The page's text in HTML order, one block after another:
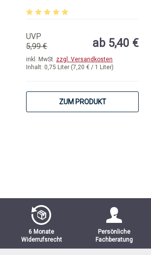
Inhalt: 0,75 Liter (7,20 € / 1 Liter)
inkl. MwSt. zzgl. Versandkosten
UVP
5,99 €
ab 5,40 €
ZUM PRODUKT
6 Monate
Widerrufsrecht
Persönliche
Fachberatung